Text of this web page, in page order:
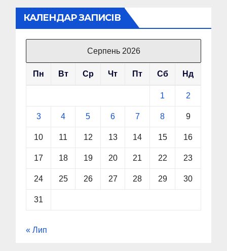
КАЛЕНДАР ЗАПИСІВ
Серпень 2026
Пн Вт Ср Чт Пт Сб Нд
1 2
3 4 5 6 7 8 9
10 11 12 13 14 15 16
17 18 19 20 21 22 23
24 25 26 27 28 29 30
31
« Лип